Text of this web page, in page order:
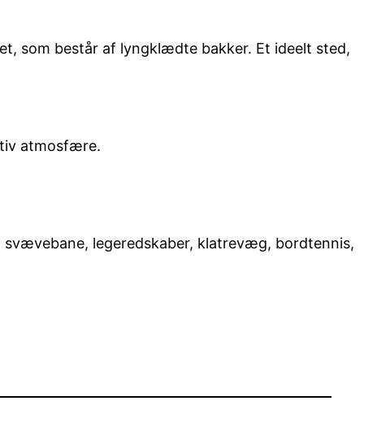
som består af lyngklædte bakker. Et ideelt sted,
atmosfære.
legeredskaber, klatrevæg, bordtennis,